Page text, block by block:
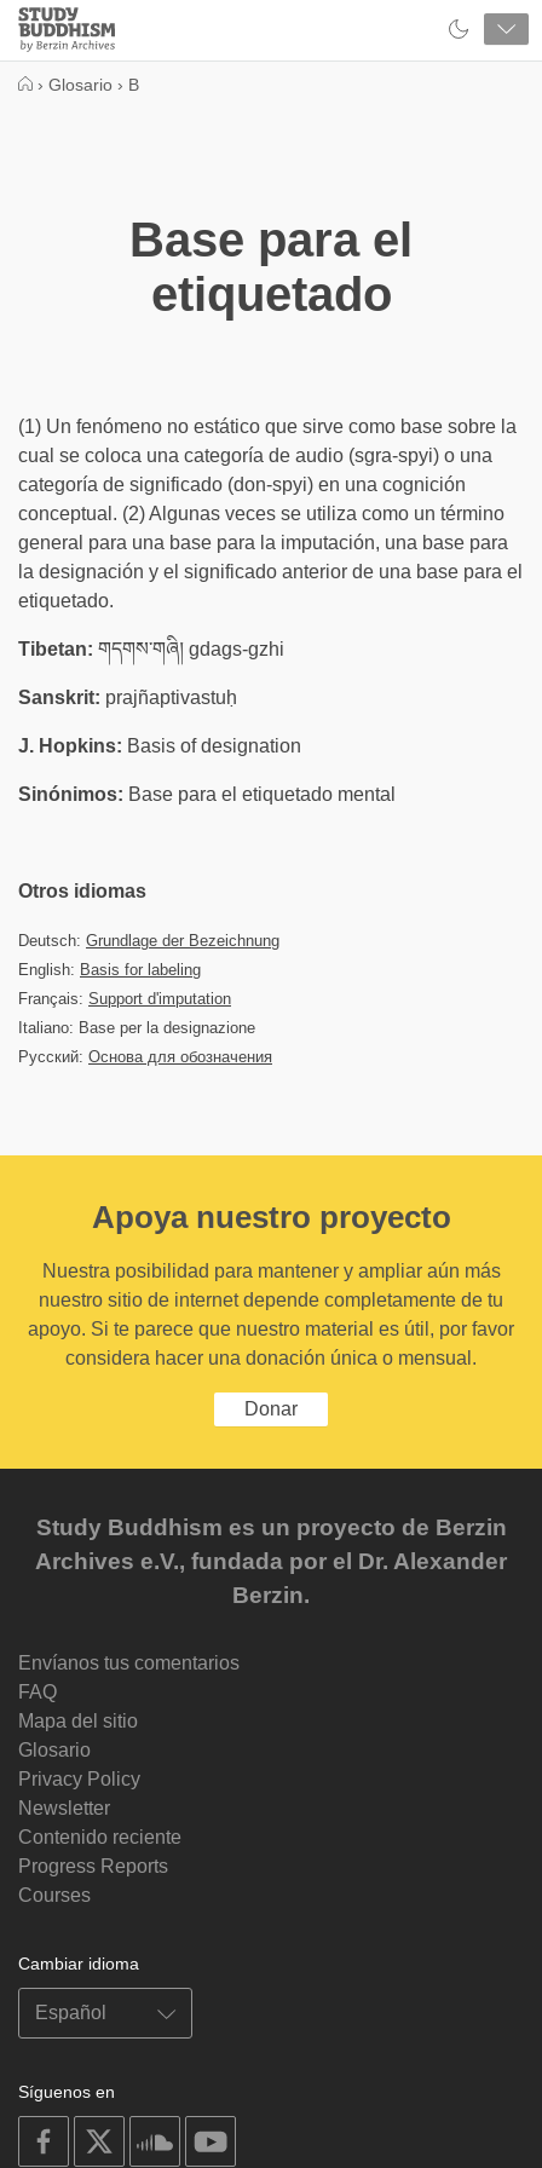
Close
Study
Buddhism
› Glosario › B
Base para el
etiquetado
(1) Un fenómeno no estático que sirve como base sobre la
cual se coloca una categoría de audio (sgra-spyi) o una
categoría de significado (don-spyi) en una cognición
conceptual. (2) Algunas veces se utiliza como un término
general para una base para la imputación, una base para
la designación y el significado anterior de una base para el
etiquetado.
Tibetan: གདགས་གཞི། gdags-gzhi
Sanskrit: prajñaptivastuḥ
J. Hopkins: Basis of designation
Sinónimos: Base para el etiquetado mental
Otros idiomas
Deutsch: Grundlage der Bezeichnung
English: Basis for labeling
Français: Support d'imputation
Italiano: Base per la designazione
Русский: Основа для обозначения
Apoya nuestro proyecto
Nuestra posibilidad para mantener y ampliar aún más
nuestro sitio de internet depende completamente de tu
apoyo. Si te parece que nuestro material es útil, por favor
considera hacer una donación única o mensual.
Donar
Study Buddhism es un proyecto de Berzin
Archives e.V., fundada por el Dr. Alexander
Berzin.
Envíanos tus comentarios
FAQ
Mapa del sitio
Glosario
Privacy Policy
Newsletter
Contenido reciente
Progress Reports
Courses
Cambiar idioma
Síguenos en
on
facebook
soundcloud